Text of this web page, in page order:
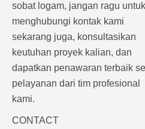
sobat logam, jangan ragu untuk
menghubungi kontak kami
sekarang juga, konsultasikan
keutuhan proyek kalian, dan
dapatkan penawaran terbaik
pelayanan dari tim profesional
kami.
CONTACT